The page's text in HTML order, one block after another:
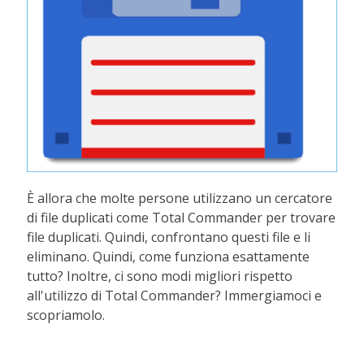
È allora che molte persone utilizzano un cercatore
di file duplicati come Total Commander per trovare
file duplicati. Quindi, confrontano questi file e li
eliminano. Quindi, come funziona esattamente
tutto? Inoltre, ci sono modi migliori rispetto
all'utilizzo di Total Commander? Immergiamoci e
scopriamolo.